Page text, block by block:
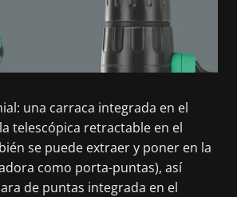
una carraca integrada en el
telescópica retractable en el
se puede extraer y poner en la
como porta-puntas), así
de puntas integrada en el